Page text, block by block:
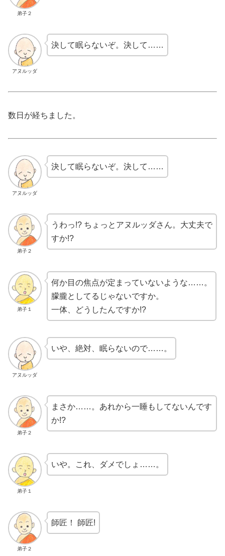
弟子２
アヌルッダ
決して眠らないぞ。決して……
数日が経ちました。
アヌルッダ
決して眠らないぞ。決して……
弟子２
うわっ!? ちょっとアヌルッダさん。大丈夫で
すか!?
弟子１
何か目の焦点が定まっていないような……。
朦朧としてるじゃないですか。
一体、どうしたんですか!?
アヌルッダ
いや、絶対、眠らないので……。
弟子２
まさか……。あれから一睡もしてないんです
か!?
弟子１
いや。これ、ダメでしょ……。
弟子２
師匠！ 師匠!